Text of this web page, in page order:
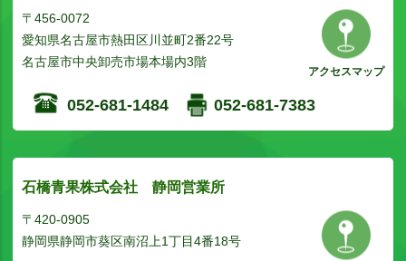
〒456-0072
愛知県名古屋市熱田区川並町2番22号
名古屋市中央卸売市場本場内3階
アクセスマップ
052-681-1484 052-681-7383
石橋青果株式会社 静岡営業所
〒420-0905
静岡県静岡市葵区南沼上1丁目4番18号